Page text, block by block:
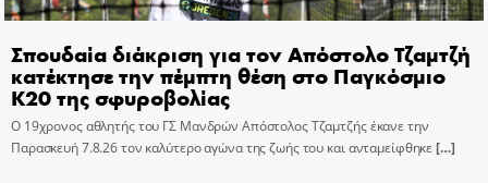
Σπουδαία διάκριση για τον Απόστολο Τζαμτζή
κατέκτησε την πέμπτη θέση στο Παγκόσμιο
Κ20 της σφυροβολίας
Ο 19χρονος αθλητής του ΓΣ Μανδρών Απόστολος Τζαμτζής έκανε την
Παρασκευή 7.8.26 τον καλύτερο αγώνα της ζωής του και ανταμείφθηκε[…]